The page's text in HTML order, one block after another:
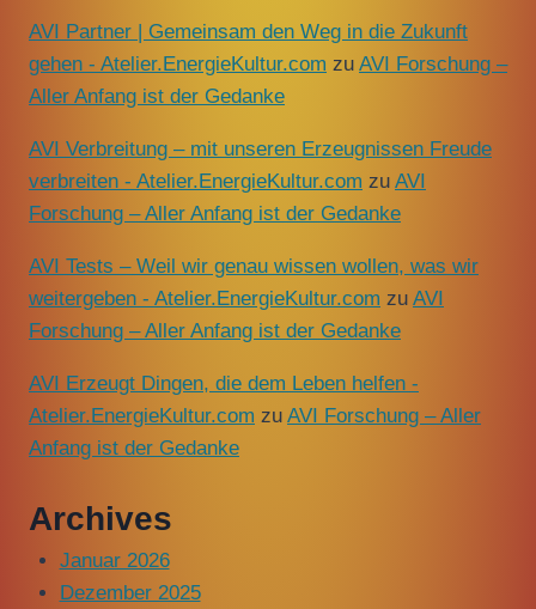
AVI Partner | Gemeinsam den Weg in die Zukunft
gehen - Atelier.EnergieKultur.com zu AVI Forschung –
Aller Anfang ist der Gedanke
AVI Verbreitung – mit unseren Erzeugnissen Freude
verbreiten - Atelier.EnergieKultur.com zu AVI
Forschung – Aller Anfang ist der Gedanke
AVI Tests – Weil wir genau wissen wollen, was wir
weitergeben - Atelier.EnergieKultur.com zu AVI
Forschung – Aller Anfang ist der Gedanke
AVI Erzeugt Dingen, die dem Leben helfen -
Atelier.EnergieKultur.com zu AVI Forschung – Aller
Anfang ist der Gedanke
Archives
Januar 2026
Dezember 2025